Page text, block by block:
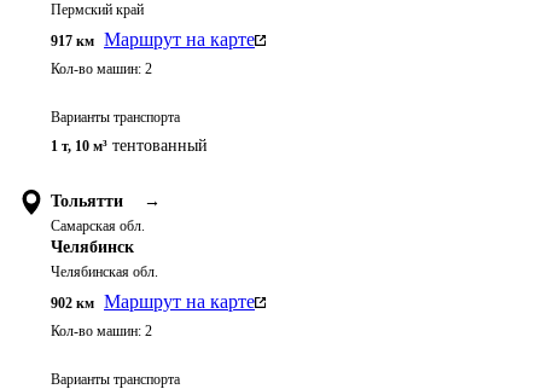
Пермский край
917 км Маршрут на карте
Кол-во машин: 2
Варианты транспорта
1 т, 10 м³ тентованный
Тольятти →
Самарская обл.
Челябинск
Челябинская обл.
902 км Маршрут на карте
Кол-во машин: 2
Варианты транспорта